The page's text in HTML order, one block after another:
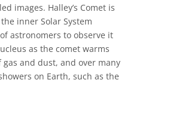
images. Halley’s Comet is
inner Solar System
astronomers to observe it
as the comet warms
and dust, and over many
on Earth, such as the